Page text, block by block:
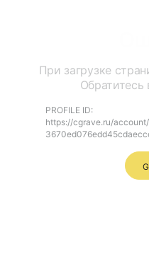
При загрузке
Обратитесь
PROFILE ID:
https://cgrave.ru/